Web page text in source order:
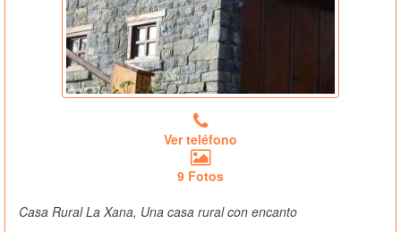
Ver teléfono
9 Fotos
Casa Rural La Xana, Una casa rural con encanto